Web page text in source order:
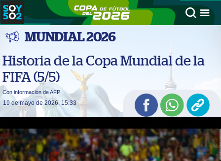
MUNDIAL 2026
Historia de la Copa Mundial de la
FIFA (5/5)
Con información de AFP
19 de mayo de 2026, 15:33